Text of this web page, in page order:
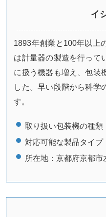
イ
1893年創業と100年以上
は計量器の製造を行って
に扱う機器も増え、包装
した。早い段階から科学
す。
取り扱い包装機の種類
対応可能な製品タイプ
所在地： 京都府京都市